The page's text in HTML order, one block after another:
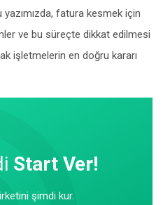
yazımızda, fatura kesmek için
ve bu süreçte dikkat edilmesi
işletmelerin en doğru kararı
Start Ver!
şimdi kur.